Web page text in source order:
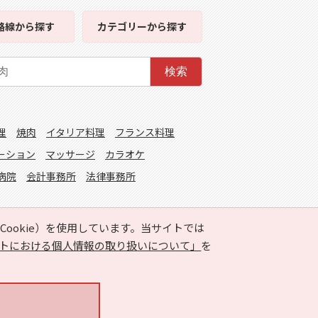
）を使用しています。当サイトでは
における個人情報の取り扱いについて」 を
線から探す カテゴリーから探す
検索
焼肉 イタリア料理
フランス料理
ション マッサージ
カラオケ
院 会計事務所 法律事務所